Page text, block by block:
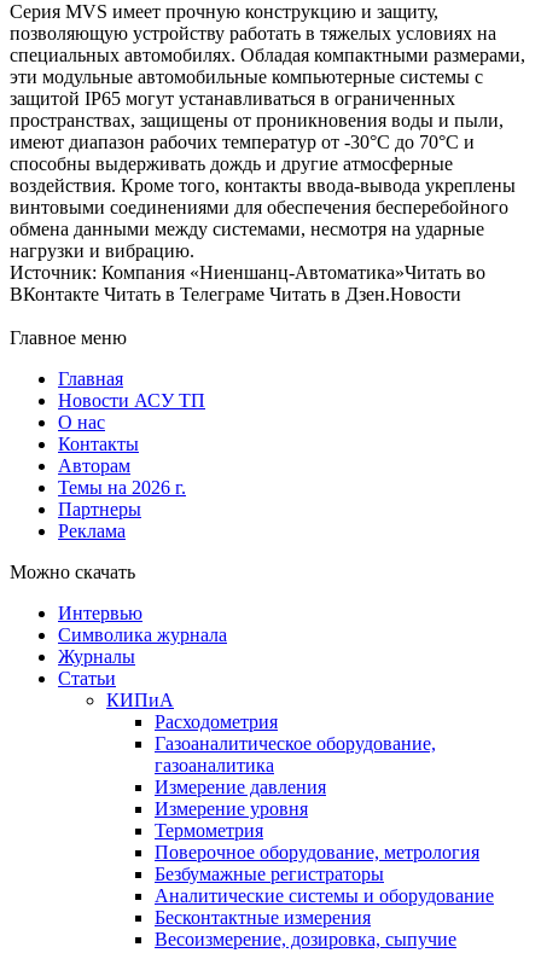
Серия MVS имеет прочную конструкцию и защиту,
позволяющую устройству работать в тяжелых условиях на
специальных автомобилях. Обладая компактными размерами,
эти модульные автомобильные компьютерные системы с
защитой IP65 могут устанавливаться в ограниченных
пространствах, защищены от проникновения воды и пыли,
имеют диапазон рабочих температур от -30°C до 70°C и
способны выдерживать дождь и другие атмосферные
воздействия. Кроме того, контакты ввода-вывода укреплены
винтовыми соединениями для обеспечения бесперебойного
обмена данными между системами, несмотря на ударные
нагрузки и вибрацию.
Источник: Компания «Ниеншанц-Автоматика»Читать во
ВКонтакте Читать в Телеграме Читать в Дзен.Новости
Главное меню
Главная
Новости АСУ ТП
О нас
Контакты
Авторам
Темы на 2026 г.
Партнеры
Реклама
Можно скачать
Интервью
Символика журнала
Журналы
Статьи
КИПиА
Расходометрия
Газоаналитическое оборудование,
газоаналитика
Измерение давления
Измерение уровня
Термометрия
Поверочное оборудование, метрология
Безбумажные регистраторы
Аналитические системы и оборудование
Бесконтактные измерения
Весоизмерение, дозировка, сыпучие